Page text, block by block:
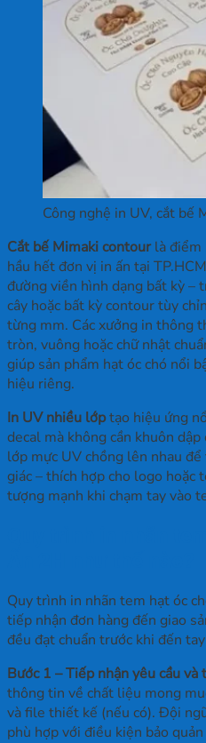
Công nghệ in UV, cắt bế
Cắt bế Mimaki contourlà điểm
hầu hết đơn vị in ấn tại
đường viền hình dạng bất kỳ –
cây hoặc bất kỳ contour tùy
từng mm. Các xưởng in thông
tròn, vuông hoặc chữ nhật
giúp sản phẩm hạt óc chó nổi
hiệu riêng.
In UV nhiều lớptạo hiệu ứng
decal mà không cần khuôn
lớp mực UV chồng lên nhau
giác – thích hợp cho logo hoặc
tượng mạnh khi chạm tay vào
Quy trình in nhãn tem hạt óc
tiếp nhận đơn hàng đến giao
đều đạt chuẩn trước khi đến
Bước 1 – Tiếp nhận yêu cầu và
thông tin về chất liệu mong
và file thiết kế (nếu có). Đội
phù hợp với điều kiện bảo